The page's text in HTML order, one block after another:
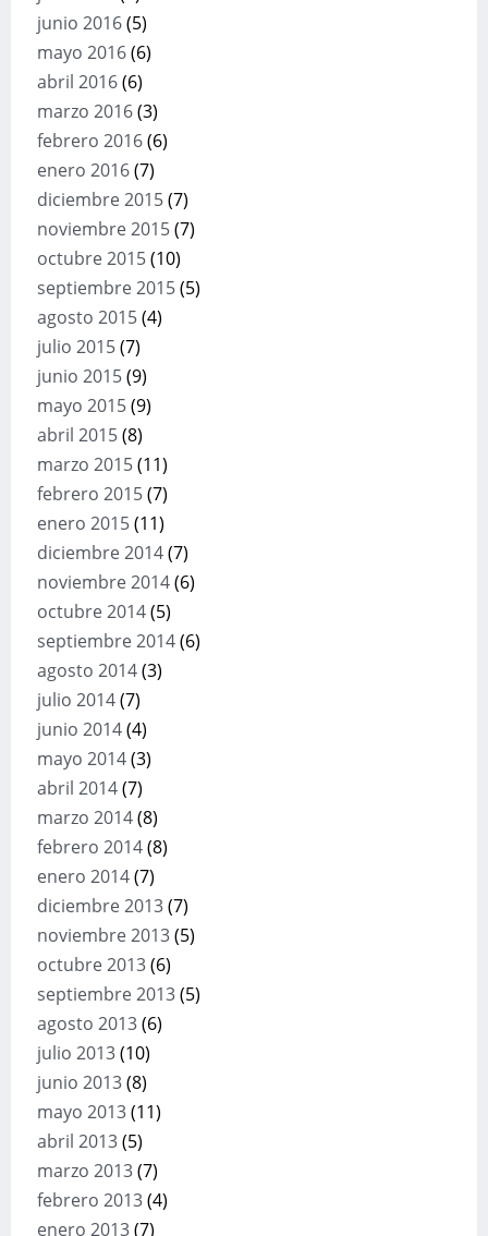
junio 2016(5)
mayo 2016(6)
abril 2016(6)
marzo 2016(3)
febrero 2016(6)
enero 2016(7)
diciembre 2015(7)
noviembre 2015(7)
octubre 2015(10)
septiembre 2015(5)
agosto 2015(4)
julio 2015(7)
junio 2015(9)
mayo 2015(9)
abril 2015(8)
marzo 2015(11)
febrero 2015(7)
enero 2015(11)
diciembre 2014(7)
noviembre 2014(6)
octubre 2014(5)
septiembre 2014(6)
agosto 2014(3)
julio 2014(7)
junio 2014(4)
mayo 2014(3)
abril 2014(7)
marzo 2014(8)
febrero 2014(8)
enero 2014(7)
diciembre 2013(7)
noviembre 2013(5)
octubre 2013(6)
septiembre 2013(5)
agosto 2013(6)
julio 2013(10)
junio 2013(8)
mayo 2013(11)
abril 2013(5)
marzo 2013(7)
febrero 2013(4)
enero 2013(7)